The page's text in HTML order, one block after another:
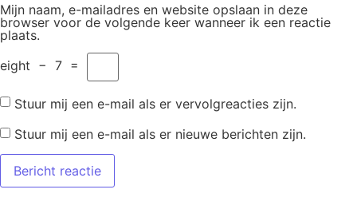
Mijn naam, e-mailadres en website opslaan in deze
browser voor de volgende keer wanneer ik een reactie
plaats.
eight − 7 =
Stuur mij een e-mail als er vervolgreacties zijn.
Stuur mij een e-mail als er nieuwe berichten zijn.